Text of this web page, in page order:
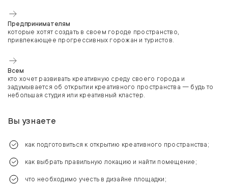
Предпринимателям
которые хотят создать в своем городе пространство,
привлекающее прогрессивных горожан и туристов.
Всем
кто хочет развивать креативную среду своего города и
задумывается об открытии креативного пространства — будь то
небольшая студия или креативный кластер.
Вы узнаете
как подготовиться к открытию креативного пространства;
как выбрать правильную локацию и найти помещение;
что необходимо учесть в дизайне площадки;